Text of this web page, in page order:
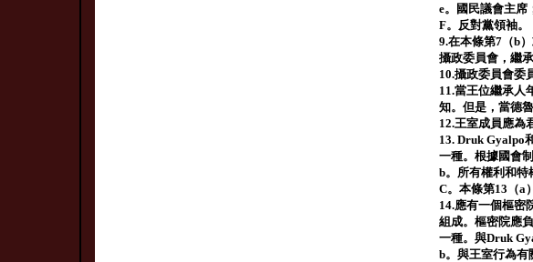
e。國民議會主席
F。反對黨領袖。
9.在本條第7（b
攝政委員會，繼
10.攝政委員會委
11.當王位繼承人
知。但是，當德
12.王室成員應為
13. Druk Gyalpo
一種。根據國會
b。所有權利和特
C。本條第13（a
14.應有一個樞密
組成。樞密院應負
一種。與Druk
b。與王室行為有